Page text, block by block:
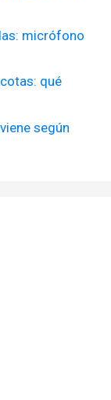
micrófono
qué
según